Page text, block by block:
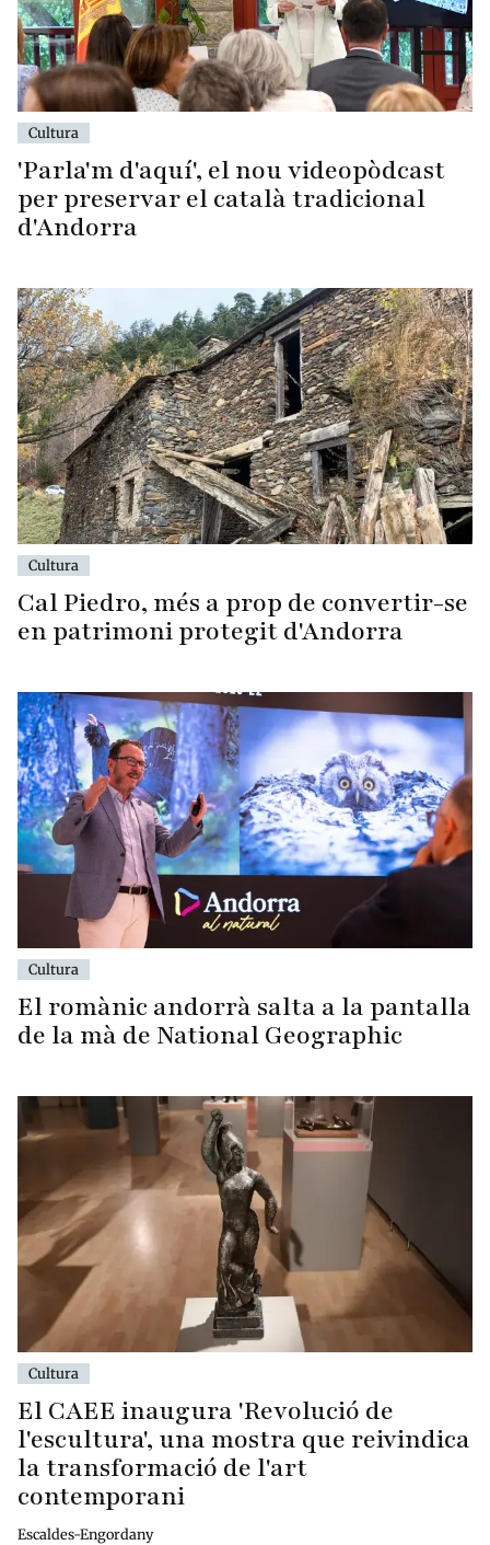
Cultura
'Parla'm d'aquí', el nou videopòdcast
per preservar el català tradicional
d'Andorra
Cultura
Cal Piedro, més a prop de convertir-se
en patrimoni protegit d'Andorra
Cultura
El romànic andorrà salta a la pantalla
de la mà de National Geographic
Cultura
El CAEE inaugura 'Revolució de
l'escultura', una mostra que reivindica
la transformació de l'art
contemporani
Escaldes-Engordany